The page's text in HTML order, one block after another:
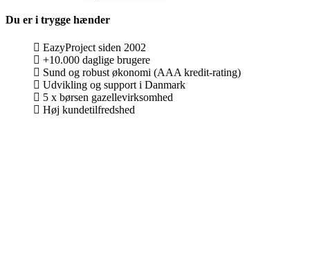
Du er i trygge hænder
EazyProject siden 2002
+10.000 daglige brugere
Sund og robust økonomi (AAA kredit-rating)
Udvikling og support i Danmark
5 x børsen gazellevirksomhed
Høj kundetilfredshed